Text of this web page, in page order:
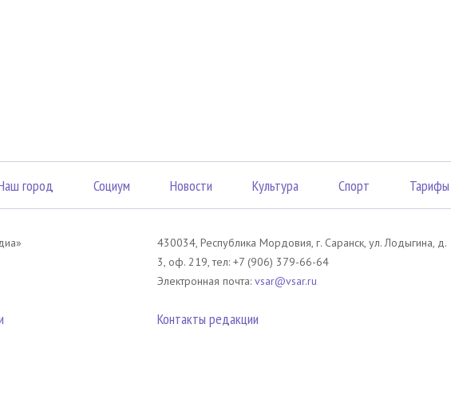
город Социум Новости Культура Спорт Тарифы
430034, Республика Мордовия, г. Саранск, ул. Лодыгина, д.
3, оф. 219, тел: +7 (906) 379-66-64
Электронная почта: vsar@vsar.ru
Контакты редакции